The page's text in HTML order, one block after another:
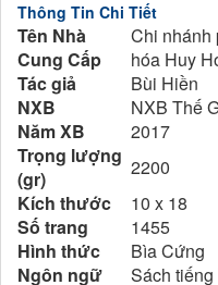
Thông Tin Chi Tiết
Tên Nhà
Cung Cấp
Chi nhánh
hóa Huy
Tác giả
Bùi Hiền
NXB
NXB Thế
Năm XB
2017
Trọng lượng
(gr)
2200
Kích thước
10 x 18
Số trang
1455
Hình thức
Bìa Cứng
Ngôn ngữ
Sách